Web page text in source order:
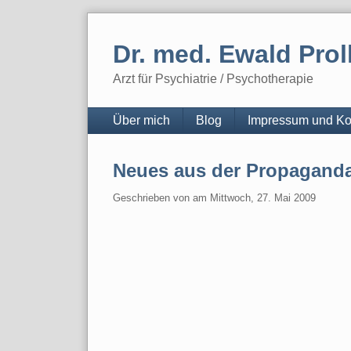
Dr. med. Ewald
Arzt für Psychiatrie / Psychotherapie
Navigation
Über mich Blog Impressum und
Neues aus der
Geschrieben von am Mittwoch, 27. Mai 2009